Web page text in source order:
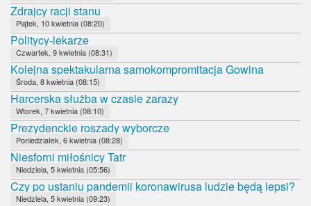
Zdrajcy racji stanu
Piątek, 10 kwietnia (08:20)
Politycy-lekarze
Czwartek, 9 kwietnia (08:31)
Kolejna spektakularna samokompromitacja Gowina
Środa, 8 kwietnia (08:15)
Harcerska służba w czasie zarazy
Wtorek, 7 kwietnia (08:10)
Prezydenckie roszady wyborcze
Poniedziałek, 6 kwietnia (08:28)
Niesforni miłośnicy Tatr
Niedziela, 5 kwietnia (05:56)
Czy po ustaniu pandemii koronawirusa ludzie będą lepsi?
Niedziela, 5 kwietnia (09:23)